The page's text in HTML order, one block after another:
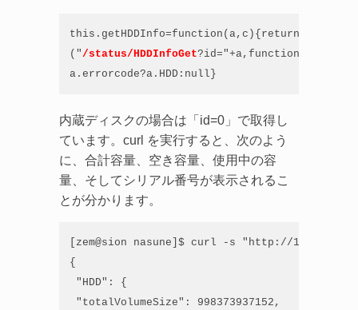
this.getHDDInfo=function(a,c){return
("/status/HDDInfoGet
a.errorcode?a.HDD:null}
内蔵ディスクの場合は「id=0」で取得し
ています。curl を実行すると、次のよう
に、合計容量、空き容量、使用中の容
量、そしてシリアル番号が表示されるこ
とが分かります。
[zem@sion nasune]$ curl -s "http://
{
"HDD": {
"totalVolumeSize": 998373937152,